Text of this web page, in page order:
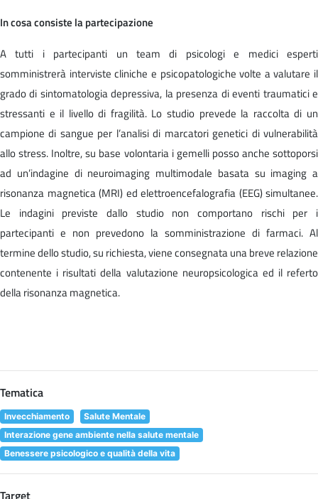
In cosa consiste la partecipazione
A tutti i partecipanti un team di psicologi e medici esperti
somministrerà interviste cliniche e psicopatologiche volte a valutare il
grado di sintomatologia depressiva, la presenza di eventi traumatici e
stressanti e il livello di fragilità. Lo studio prevede la raccolta di un
campione di sangue per l’analisi di marcatori genetici di vulnerabilità
allo stress. Inoltre, su base volontaria i gemelli posso anche sottoporsi
ad un’indagine di neuroimaging multimodale basata su imaging a
risonanza magnetica (MRI) ed elettroencefalografia (EEG) simultanee.
Le indagini previste dallo studio non comportano rischi per i
partecipanti e non prevedono la somministrazione di farmaci. Al
termine dello studio, su richiesta, viene consegnata una breve relazione
contenente i risultati della valutazione neuropsicologica ed il referto
della risonanza magnetica.
Tematica
Invecchiamento
Salute Mentale
Interazione gene ambiente nella salute mentale
Benessere psicologico e qualità della vita
Target